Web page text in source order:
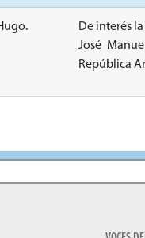
De interés
José
República